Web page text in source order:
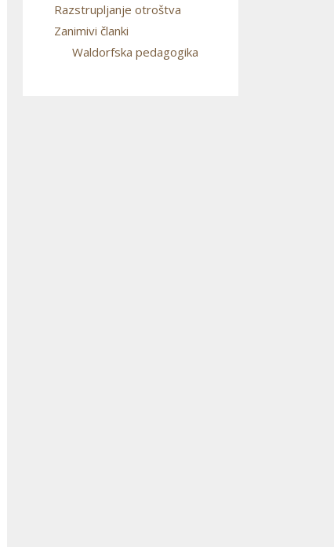
Razstrupljanje otroštva
Zanimivi članki
Waldorfska pedagogika